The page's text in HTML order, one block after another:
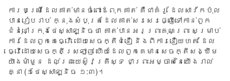
ការ​បម្រើ​ដែល​គាត់​មាន​ចំពោះ​ឪពុក​គាត់ គឺ​ជា​គំរូ ដែល​សាវ័ក​ប៉ុល​
បាន​រៀប​រាប់ ក្នុង​សំបុត្រ​ដែល​គាត់​សរសេរ​ផ្ញើ​ទៅ​កាន់​ពួក​
ជំនុំ​នៅ​ក្រុង​ថែស្សាឡូនិច​ថា គាត់​បាន​អរ​ព្រះគុណ​ព្រះ សម្រាប់​
ការ​ដែល​ពួក​គេ​ធ្វើ ដោយ​សេចក្តី​ជំនឿ និង​ពី​ការ​នឿយ​ហត់ ដែល​
ធ្វើ​ដោយ​សេចក្តី​ស្រឡាញ់ ហើយ​ដែល​ពួកគេ​មាន​សេចក្តី​សង្ឃឹម​
យ៉ាង​មាំមួន ដល់​ព្រះយេស៊ូវគ្រីស្ទ ជា​ព្រះអម្ចាស់​នៃ​យើង​រាល់​
គ្នា (១ថែស្សាឡូនិច ១:៣)។